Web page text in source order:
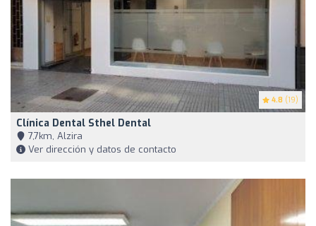
4.8 (19)
Clínica Dental Sthel Dental
7,7km, Alzira
Ver dirección y datos de contacto